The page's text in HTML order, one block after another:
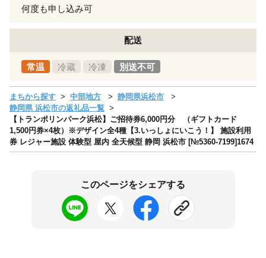
何度も申し込み可
配送
常温 冷蔵 冷凍 別送不可
まちから探す 中部地方
静岡県浜松市
静岡県 浜松市の返礼品一覧
【トランポリンパーク浜松】ご招待券6,000円分 （ギフトカード
1,500円券×4枚）※デザイン全4種【3.いっしょにいこう！】 施設利用
券 レジャー施設 体験型 屋内 全天候型 静岡 浜松市 [№5360-7199]1674
このページをシェアする